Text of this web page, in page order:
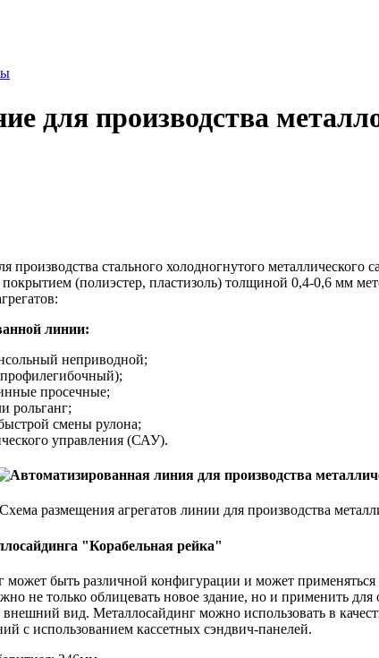
для производства
производства стального холодногнутого
(полиэстер, пластизоль) толщиной 0,4-0,6 мм
линии:
неприводной;
просечные;
рольганг;
смены рулона;
управления (САУ).
Схема размещения агрегатов линии для производства
"Корабельная рейка"
быть различной конфигурации и может применяться
не только облицевать новое здание, но и применить для
вид. Металлосайдинг можно использовать в
с использованием кассетных сэндвич-панелей.